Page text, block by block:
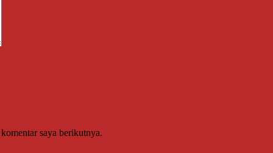
saya berikutnya.